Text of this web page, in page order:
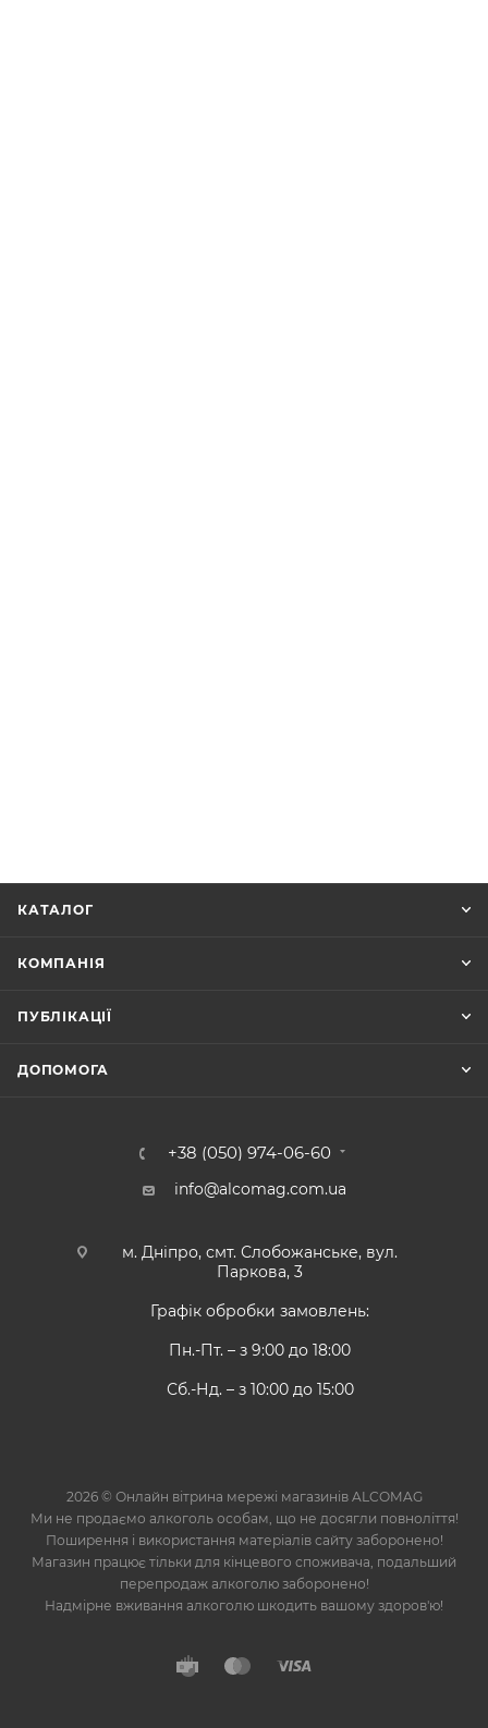
КАТАЛОГ
КОМПАНІЯ
ПУБЛІКАЦІЇ
ДОПОМОГА
+38 (050) 974-06-60
info@alcomag.com.ua
м. Дніпро, смт. Слобожанське, вул.
Паркова, 3
Графік обробки замовлень:
Пн.-Пт. – з 9:00 до 18:00
Сб.-Нд. – з 10:00 до 15:00
2026 © Онлайн вітрина мережі магазинів ALCOMAG
Ми не продаємо алкоголь особам, що не досягли повноліття!
Поширення і використання матеріалів сайту заборонено!
Магазин працює тільки для кінцевого споживача, подальший
перепродаж алкоголю заборонено!
Надмірне вживання алкоголю шкодить вашому здоров'ю!